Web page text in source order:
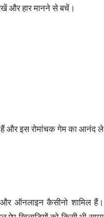
और हार मानने से बचें।
हैं और इस रोमांचक गेम का आनंद ले
और ऑनलाइन कैसीनो शामिल हैं।